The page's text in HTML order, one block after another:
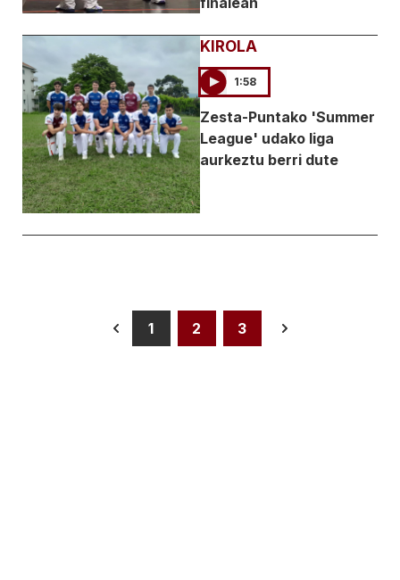
KIROLA
1:58
Zesta-Puntako 'Summer
League' udako liga
aurkeztu berri dute
1 2 3